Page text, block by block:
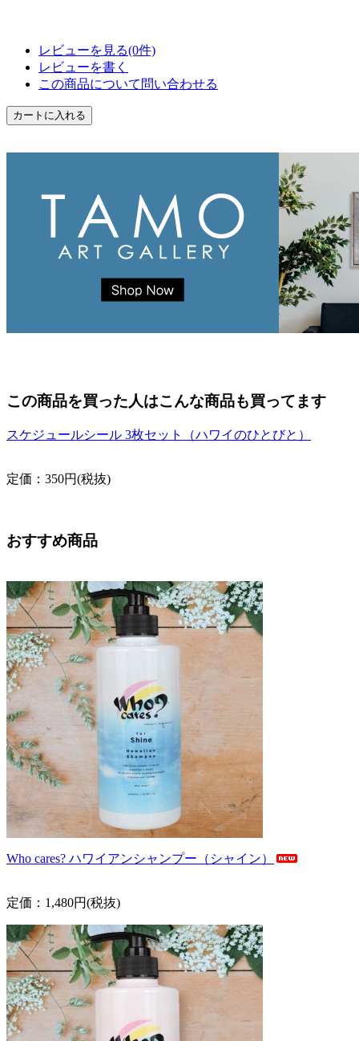
レビューを見る(0件)
レビューを書く
この商品について問い合わせる
この商品を買った人はこんな商品も買ってます
スケジュールシール 3枚セット（ハワイのひとびと）
定価：350円(税抜)
おすすめ商品
Who cares? ハワイアンシャンプー（シャイン）
定価：1,480円(税抜)